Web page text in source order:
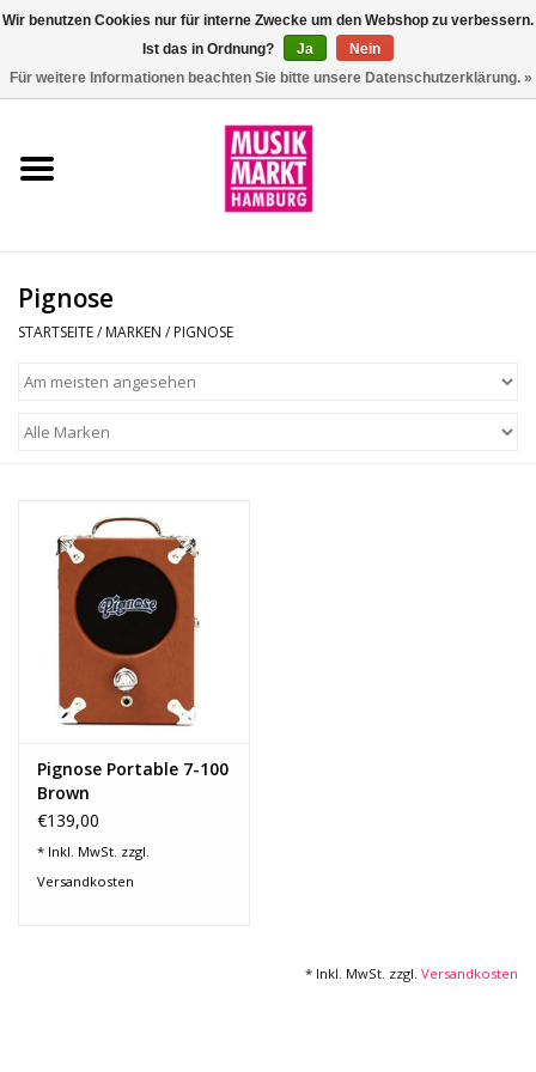
Aktion
Drums
Percussion
Recording
Lichttechnik
PA-Anlage
Traditionelle Instrumente
Signalprozessoren & Effekte
Pignose
STARTSEITE/ MARKEN / PIGNOSE
Pignose Portable 7-100
Brown
€139,00
* Inkl. MwSt. zzgl.
Versandkosten
* Inkl. MwSt. zzgl. Versandkosten
Wir benutzen Cookies nur für interne Zwecke um den Webshop zu verbessern.
Ist das in Ordnung?
Ja
Nein
Für weitere Informationen beachten Sie bitte unsere Datenschutzerklärung. »